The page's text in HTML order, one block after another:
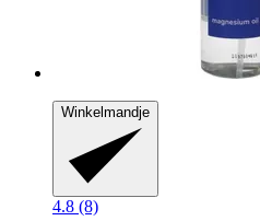
Winkelmandje
4.8 (8)